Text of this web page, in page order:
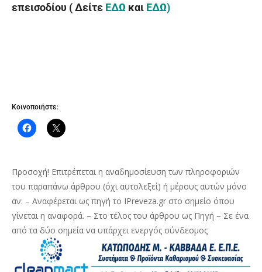
επεισοδίου ( Δείτε ΕΔΩ και ΕΔΩ)
Κοινοποιήστε:
Προσοχή! Επιτρέπεται η αναδημοσίευση των πληροφοριών
του παραπάνω άρθρου (όχι αυτολεξεί) ή μέρους αυτών μόνο
αν: – Αναφέρεται ως πηγή το IPreveza.gr στο σημείο όπου
γίνεται η αναφορά. – Στο τέλος του άρθρου ως Πηγή – Σε ένα
από τα δύο σημεία να υπάρχει ενεργός σύνδεσμος